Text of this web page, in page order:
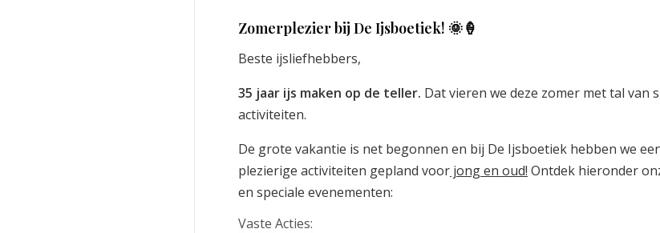
Zomerplezier bij De Ijsboetiek! 🌞🍦
Beste ijsliefhebbers,
35 jaar ijs maken op de teller. Dat vieren we deze zomer met tal van
activiteiten.
De grote vakantie is net begonnen en bij De Ijsboetiek hebben we
plezierige activiteiten gepland voor jong en oud! Ontdek hieronder
en speciale evenementen:
Vaste Acties: